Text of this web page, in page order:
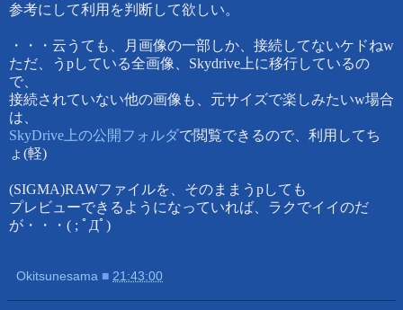
参考にして利用を判断して欲しい。
・・・云うても、月画像の一部しか、接続してないケドねw
ただ、うpしている全画像、Skydrive上に移行しているの
で、
接続されていない他の画像も、元サイズで楽しみたいw場合
は、
SkyDrive上の公開フォルダで閲覧できるので、利用してち
ょ(軽)
(SIGMA)RAWファイルを、そのままうpしても
プレビューできるようになっていれば、ラクでイイのだ
が・・・( ; ﾟДﾟ)
Okitsunesama ■ 21:43:00